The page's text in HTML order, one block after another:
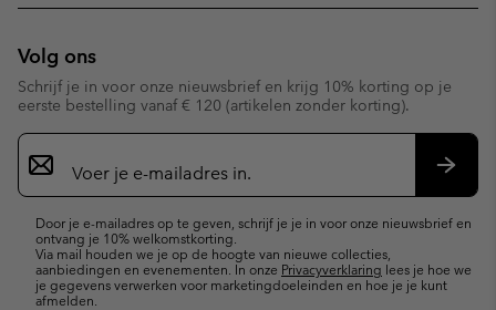
Volg ons
Schrijf je in voor onze nieuwsbrief en krijg 10% korting op je
eerste bestelling vanaf € 120 (artikelen zonder korting).
Aanmelden
voor
e-
Door je e-mailadres op te geven, schrijf je je in voor onze nieuwsbrief en
ontvang je 10% welkomstkorting.
Via mail houden we je op de hoogte van nieuwe collecties,
aanbiedingen en evenementen. In onze Privacyverklaring lees je hoe we
je gegevens verwerken voor marketingdoeleinden en hoe je je kunt
afmelden.